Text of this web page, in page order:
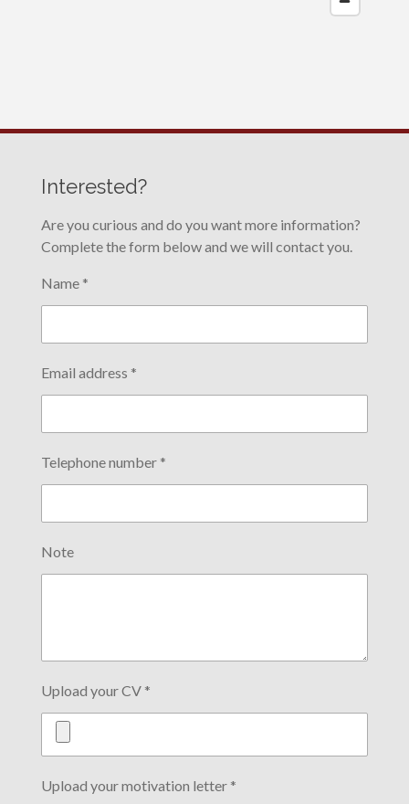
Interested?
Are you curious and do you want more information?
Complete the form below and we will contact you.
Name *
Email address *
Telephone number *
Note
Upload your CV *
Upload your motivation letter *